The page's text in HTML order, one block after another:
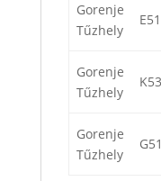
Gorenje
Tűzhely
Gorenje
Tűzhely
Gorenje
Tűzhely